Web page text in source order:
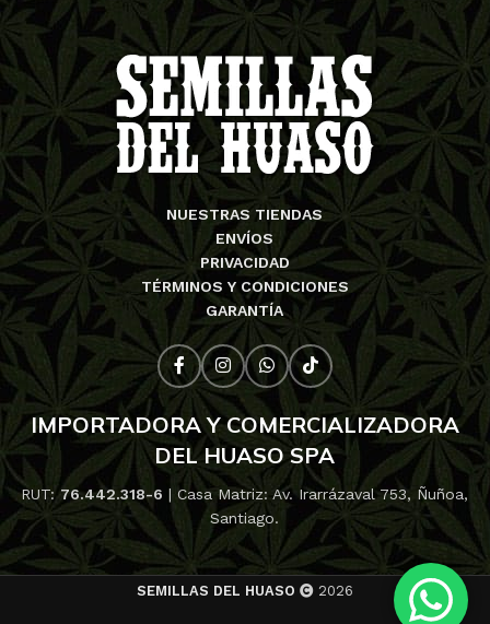
NUESTRAS TIENDAS
ENVÍOS
PRIVACIDAD
TÉRMINOS Y CONDICIONES
GARANTÍA
IMPORTADORA Y COMERCIALIZADORA
DEL HUASO SPA
RUT:76.442.318-6 | Casa Matriz: Av. Irarrázaval 753, Ñuñoa,
Santiago.
SEMILLAS DEL HUASO 2026